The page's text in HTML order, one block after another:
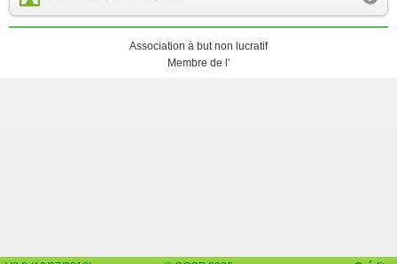
Association à but non lucratif
Membre de l'